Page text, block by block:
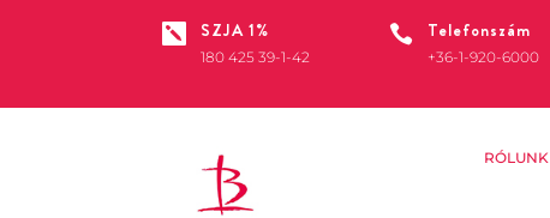
 SZJA 1%
180 425 39-1-42
 Telefonszám
+36-1-920-6000
RÓLUNK